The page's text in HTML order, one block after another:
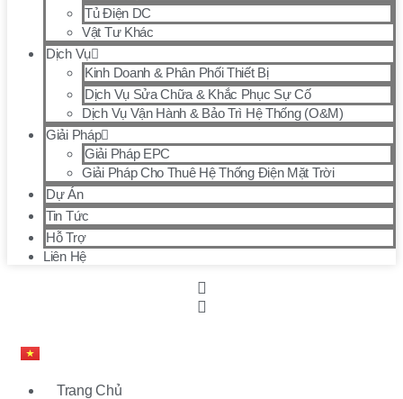
Tủ Điện DC
Vật Tư Khác
Dịch Vụ
Kinh Doanh & Phân Phối Thiết Bị
Dịch Vụ Sửa Chữa & Khắc Phục Sự Cố
Dịch Vụ Vận Hành & Bảo Trì Hệ Thống (O&M)
Giải Pháp
Giải Pháp EPC
Giải Pháp Cho Thuê Hệ Thống Điện Mặt Trời
Dự Án
Tin Tức
Hỗ Trợ
Liên Hệ
Trang Chủ